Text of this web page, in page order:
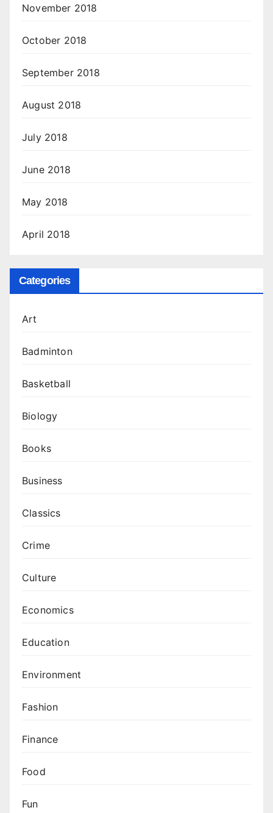
November 2018
October 2018
September 2018
August 2018
July 2018
June 2018
May 2018
April 2018
Categories
Art
Badminton
Basketball
Biology
Books
Business
Classics
Crime
Culture
Economics
Education
Environment
Fashion
Finance
Food
Fun